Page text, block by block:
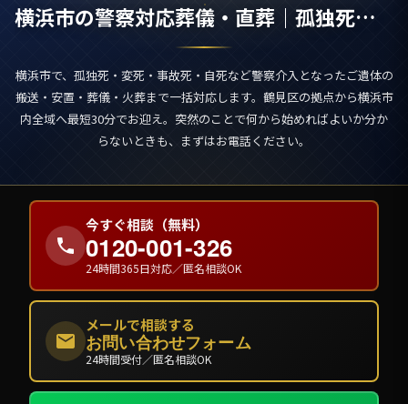
横浜市の警察対応葬儀・直葬｜孤独死・検視後のご遺体対応
横浜市で、孤独死・変死・事故死・自死など警察介入となったご遺体の
搬送・安置・葬儀・火葬まで一括対応します。鶴見区の拠点から横浜市
内全域へ最短30分でお迎え。突然のことで何から始めればよいか分か
らないときも、まずはお電話ください。
今すぐ相談（無料）
0120-001-326
24時間365日対応／匿名相談OK
メールで相談する
お問い合わせフォーム
24時間受付／匿名相談OK